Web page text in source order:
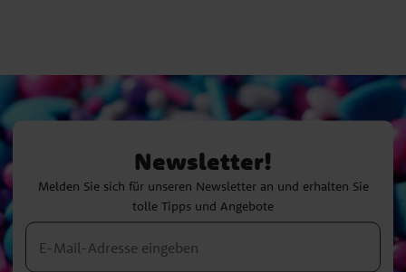
Newsletter!
Melden Sie sich für unseren Newsletter an und erhalten Sie
tolle Tipps und Angebote